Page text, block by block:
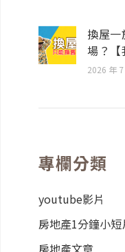
換屋一
場？【
2026 年
專欄分類
youtube影片
房地產1分鐘小短